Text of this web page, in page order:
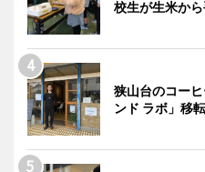
校生が生米か
狭山台のコー
ンド ラボ」移